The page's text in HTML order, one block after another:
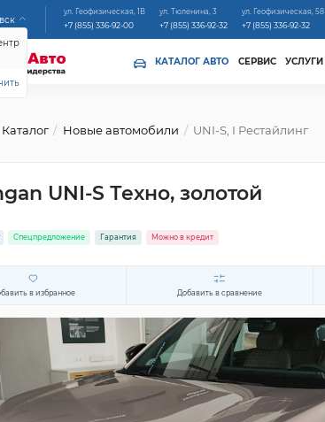
ул. Геофизическая, 1В
+7 (855) 336-92-00
ул. Тюленина, 3
+7 (855) 336-92-32
ул. Геофизическая, 58
+7 (855) 336-92-32
КАТАЛОГ АВТО СЕРВИС УСЛУГИ
Каталог Новые автомобили UNI-S, I Рестайлинг
UNI-S Техно, золотой
Спецпредложение Гарантия Можно в кредит
в избранное Добавить в сравнение